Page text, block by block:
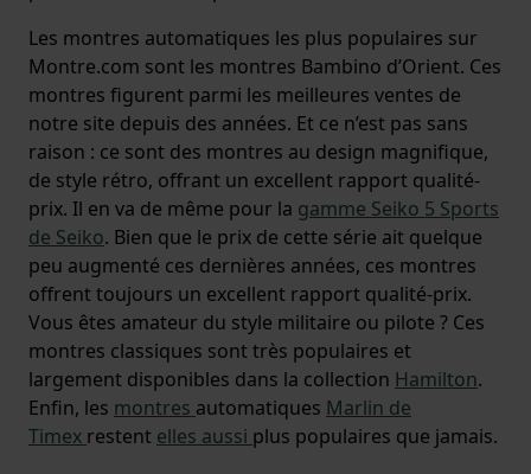
Les montres automatiques les plus populaires sur
Montre.com sont les montres Bambino d’Orient. Ces
montres figurent parmi les meilleures ventes de
notre site depuis des années. Et ce n’est pas sans
raison : ce sont des montres au design magnifique,
de style rétro, offrant un excellent rapport qualité-
prix. Il en va de même pour la gamme Seiko 5 Sports
de Seiko. Bien que le prix de cette série ait quelque
peu augmenté ces dernières années, ces montres
offrent toujours un excellent rapport qualité-prix.
Vous êtes amateur du style militaire ou pilote ? Ces
montres classiques sont très populaires et
largement disponibles dans la collection Hamilton.
Enfin, les montres automatiques Marlin de
Timex restent elles aussi plus populaires que jamais.